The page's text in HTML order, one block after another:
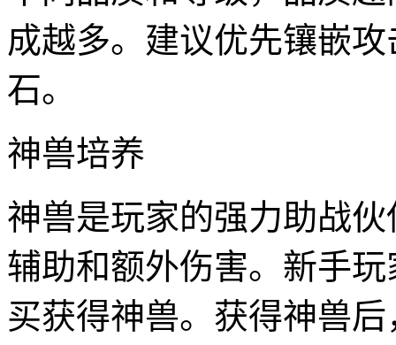
成越多。建议优先镶嵌
石。
神兽培养
神兽是玩家的强力助战
辅助和额外伤害。新手
买获得神兽。获得神兽